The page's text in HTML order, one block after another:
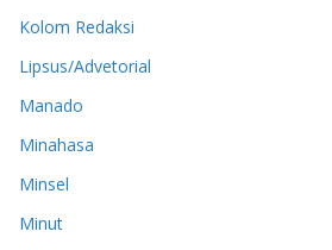
Kolom Redaksi
Lipsus/Advetorial
Manado
Minahasa
Minsel
Minut